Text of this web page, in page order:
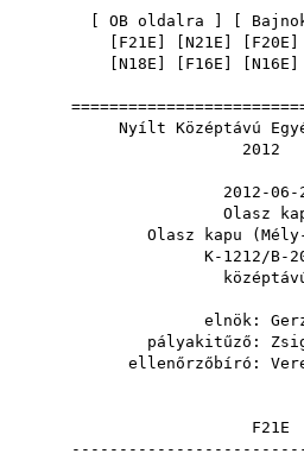
OB oldalra
F21E N21E F20E
N18E F16E N16E
Nyílt Középtávú
2012-
Olasz
Olasz kapu
K-1212/
elnök:
pályakitűző:
ellenőrzőbíró: